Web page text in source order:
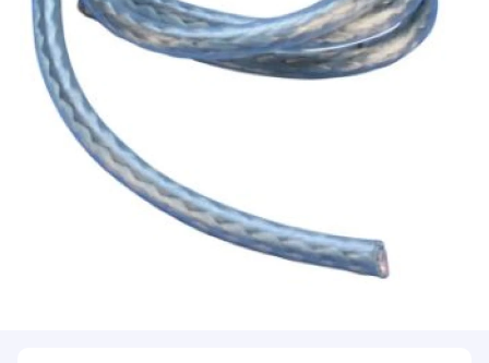
НОВИНИ
КОНТАКТИ
СИСТЕМИ ШИНОПРОВОДІВ ТА СТРУМОПРОВОДІВ